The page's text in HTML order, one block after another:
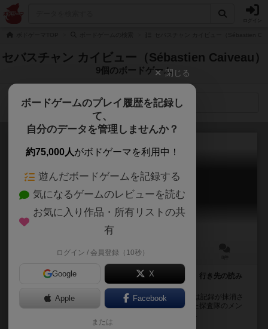
セバスチャン カイビュー（Sébastien Caiveau）
9個のボードゲーム
検索メニュー
凶星のデストラップ
NOT ALONE
30～45分
クリーチャーが闊歩する恐るべき惑星で救助を待て！ 行き先の読み
舞台は人類が地球を棄てた後の25世紀。何故か公式には記録が抹消さ
れていたとある惑星の調査中、不時着を余儀なくされた探査隊のメン
バーがその惑星の力を借りて襲い来るクリーチャーの...
閉じる
ボードゲームのプレイ履歴を記録し
て、
自分のデータを管理しませんか？
約75,000人がボドゲーマを利用中！
遊んだボードゲームを記録する
気になるゲームのレビューを読む
お気に入り作品・所有リストの共
有
ログイン / 会員登録（10秒）
Google X
Apple Facebook
または